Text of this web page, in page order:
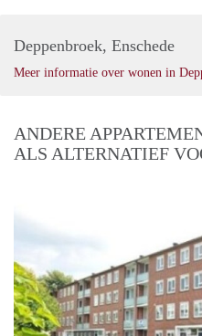
Deppenbroek, Enschede
Meer informatie over wonen in
ANDERE
ALS ALTERNATIEF